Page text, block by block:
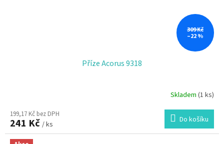
309 Kč
–22 %
Příze Acorus 9318
Skladem (1 ks)
199,17 Kč bez DPH
241 Kč / ks Do košíku